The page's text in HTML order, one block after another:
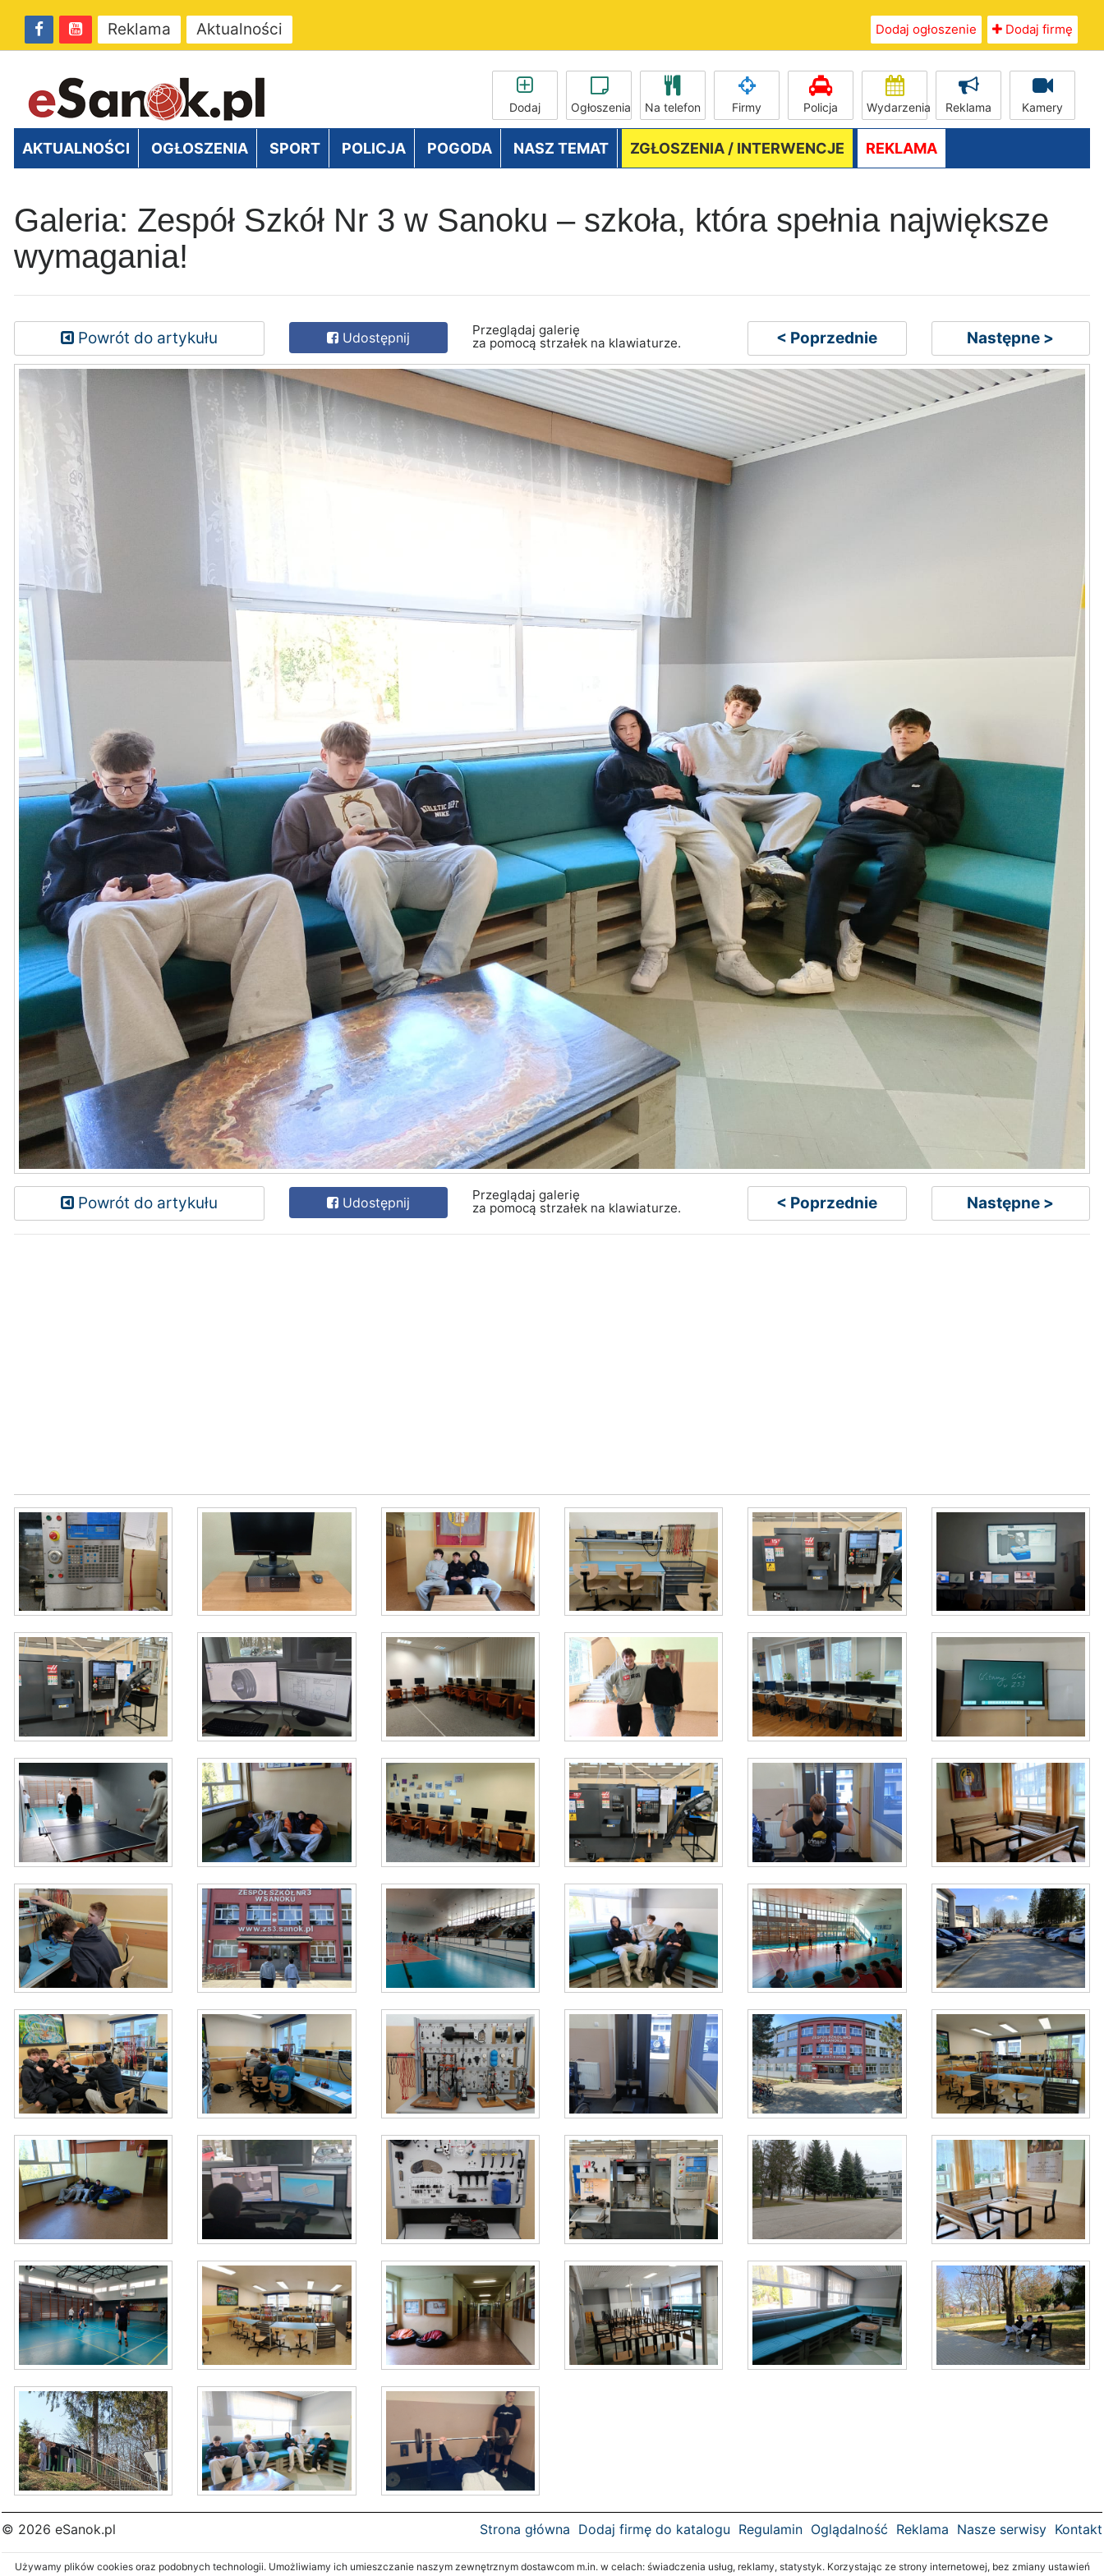
Reklama Aktualności Dodaj ogłoszenie Dodaj firmę
Dodaj Ogłoszenia Na telefon Firmy Policja Wydarzenia Reklama Kamery
AKTUALNOŚCI OGŁOSZENIA SPORT POLICJA POGODA NASZ TEMAT ZGŁOSZENIA / INTERWENCJE REKLAMA
Galeria: Zespół Szkół Nr 3 w Sanoku – szkoła, która spełnia największe
wymagania!
Powrót do artykułu Udostępnij
Przeglądaj galerię
za pomocą strzałek na klawiaturze.
< Poprzednie Następne >
Powrót do artykułu Udostępnij
Przeglądaj galerię
za pomocą strzałek na klawiaturze.
< Poprzednie Następne >
© 2026 eSanok.pl Strona główna Dodaj firmę do katalogu Regulamin Oglądalność Reklama Nasze serwisy Kontakt
Używamy plików cookies oraz podobnych technologii. Umożliwiamy ich umieszczanie naszym zewnętrznym dostawcom m.in. w celach: świadczenia usług, reklamy, statystyk. Korzystając ze strony internetowej, bez zmiany ustawień